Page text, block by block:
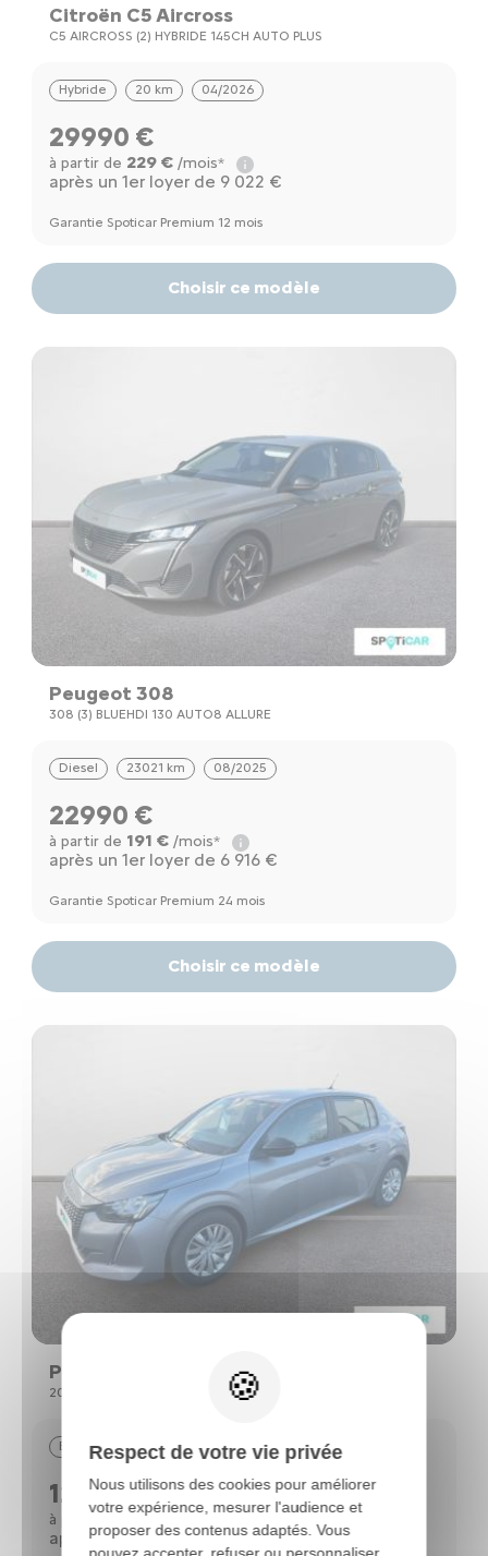
Citroën C5 Aircross
C5 AIRCROSS (2) HYBRIDE 145CH AUTO PLUS
Hybride 20 km 04/2026
29990 €
à partir de 229 €/mois*
après un 1er loyer de 9 022 €
Garantie Spoticar Premium 12 mois
Choisir ce modèle
Peugeot 308
308 (3) BLUEHDI 130 AUTO8 ALLURE
Diesel 23021 km 08/2025
22990 €
à partir de 191 €/mois*
après un 1er loyer de 6 916 €
Garantie Spoticar Premium 24 mois
Choisir ce modèle
Peugeot 208
208 (2) PURETECH 75 S&S ACTIVE
Essence 29390 km 09/2022
12690 €
à partir de 112 € /mois*
après un 1er loyer de 3 818 €
Respect de votre vie privée
Nous utilisons des cookies pour améliorer
votre expérience, mesurer l'audience et
proposer des contenus adaptés. Vous